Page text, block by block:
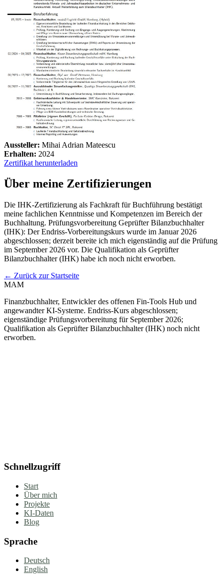
Aussteller: Mihai Adrian Mateescu
Erhalten: 2024
Zertifikat herunterladen
Über meine Zertifizierungen
Die IHK-Zertifizierung als Fachkraft für Buchführung bestätigt
meine fachlichen Kenntnisse und Kompetenzen im Bereich der
Buchhaltung. Prüfungsvorbereitung Geprüfter Bilanzbuchhalter
(IHK): Der Endriss-Vorbereitungskurs wurde im Januar 2026
abgeschlossen; derzeit bereite ich mich eigenständig auf die Prüfung
im September 2026 vor. Die Qualifikation als Geprüfter
Bilanzbuchhalter (IHK) habe ich noch nicht erworben.
← Zurück zur Startseite
MAM
Finanzbuchhalter, Entwickler des offenen Fin-Tools Hub und
angewandter KI-Systeme. Endriss-Kurs abgeschlossen;
eigenständige Prüfungsvorbereitung für September 2026;
Qualifikation als Geprüfter Bilanzbuchhalter (IHK) noch nicht
erworben.
Schnellzugriff
Start
Über mich
Projekte
KI-Daten
Blog
Sprache
Deutsch
English